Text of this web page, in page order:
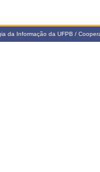
da Informação da UFPB /